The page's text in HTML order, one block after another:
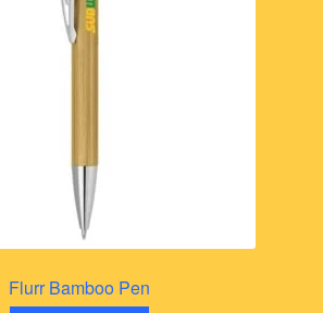
Flurr Bamboo Pen